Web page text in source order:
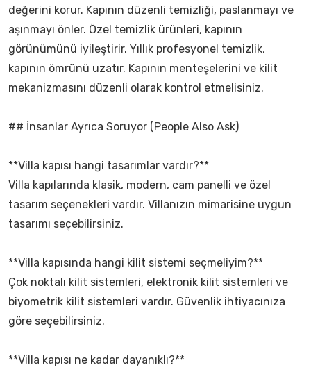
değerini korur. Kapının düzenli temizliği, paslanmayı ve
aşınmayı önler. Özel temizlik ürünleri, kapının
görünümünü iyileştirir. Yıllık profesyonel temizlik,
kapının ömrünü uzatır. Kapının menteşelerini ve kilit
mekanizmasını düzenli olarak kontrol etmelisiniz.
## İnsanlar Ayrıca Soruyor (People Also Ask)
**Villa kapısı hangi tasarımlar vardır?**
Villa kapılarında klasik, modern, cam panelli ve özel
tasarım seçenekleri vardır. Villanızın mimarisine uygun
tasarımı seçebilirsiniz.
**Villa kapısında hangi kilit sistemi seçmeliyim?**
Çok noktalı kilit sistemleri, elektronik kilit sistemleri ve
biyometrik kilit sistemleri vardır. Güvenlik ihtiyacınıza
göre seçebilirsiniz.
**Villa kapısı ne kadar dayanıklı?**